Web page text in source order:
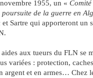
1955, un « Comité
de la guerre en
Sartre qui apporteront un
aux tueurs du FLN se
variées : protection,
argent et en armes… Chez